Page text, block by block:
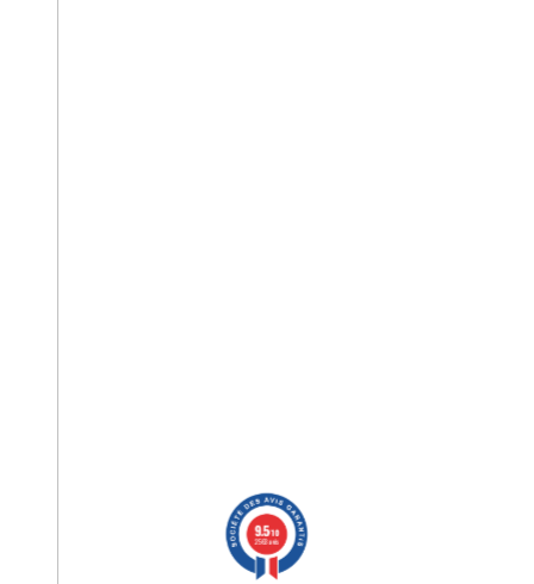
9.5/10
2563 avis